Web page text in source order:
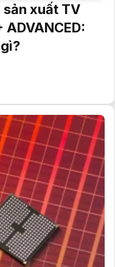
sản xuất TV
ADVANCED: